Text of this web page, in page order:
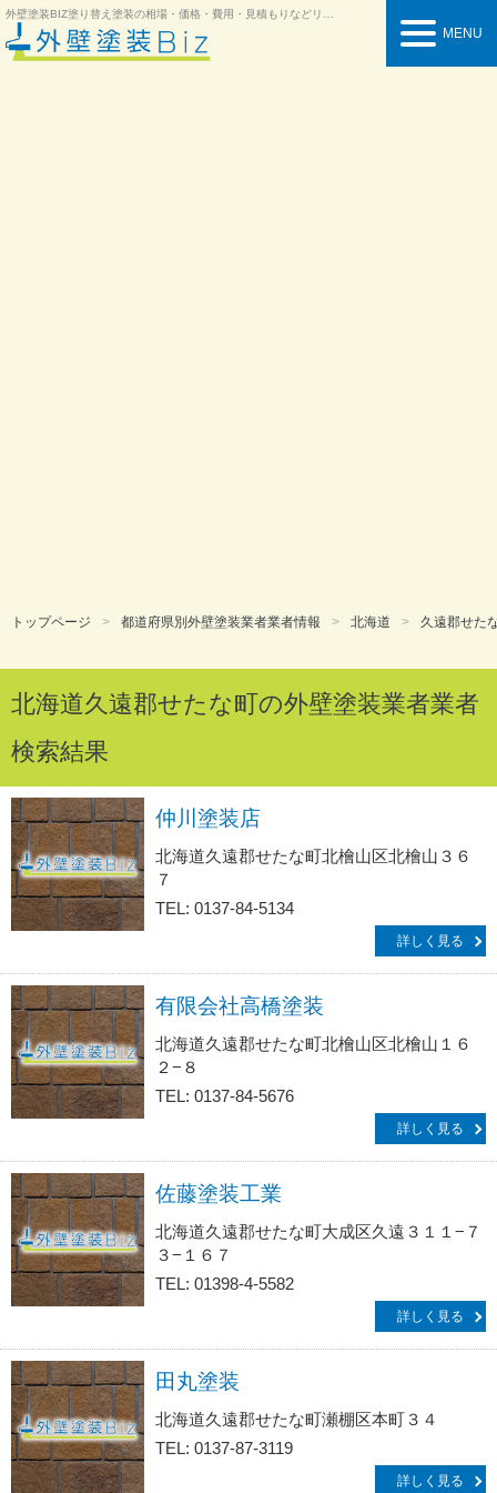
外壁塗装BIZ塗り替え塗装の相場・価格・費用・見積もりなどリフォーム情報を紹介
MENU
トップページ 都道府県別外壁塗装業者業者情報 北海道 久遠郡せた
北海道久遠郡せたな町の外壁塗装業者業者
検索結果
仲川塗装店
北海道久遠郡せたな町北檜山区北檜山３６
７
TEL: 0137-84-5134
詳しく見る
有限会社高橋塗装
北海道久遠郡せたな町北檜山区北檜山１６
２−８
TEL: 0137-84-5676
詳しく見る
佐藤塗装工業
北海道久遠郡せたな町大成区久遠３１１−７
３−１６７
TEL: 01398-4-5582
詳しく見る
田丸塗装
北海道久遠郡せたな町瀬棚区本町３４
TEL: 0137-87-3119
詳しく見る